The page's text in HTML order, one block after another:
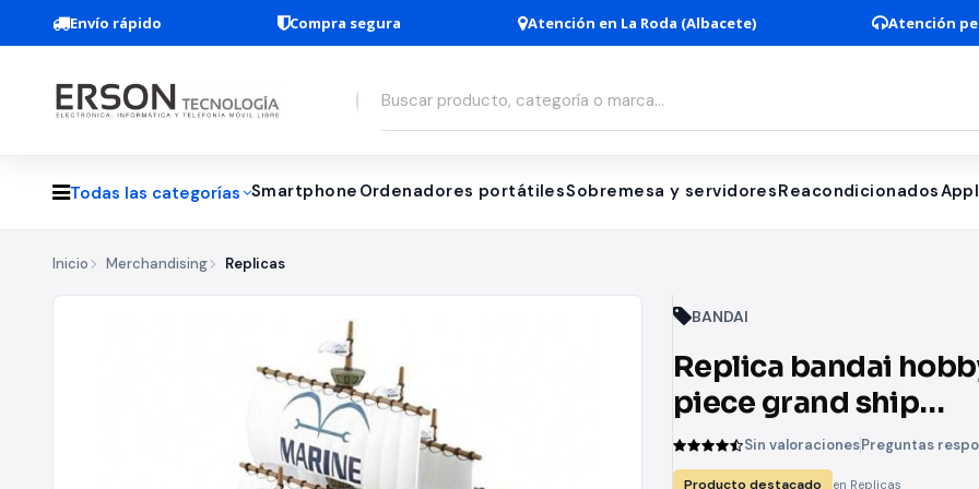
Envío rápido Compra segura Atención en La Roda (Albacete) Atención
Todas las categorías Smartphone Ordenadores portátilesSobremesa y servidoresReacondicionados
Inicio Merchandising Replicas
BANDAI
Replica bandai
piece grand ship
collection barco de
marina model kit
Sin valoracionesPreguntas
Producto destacado en Replicas